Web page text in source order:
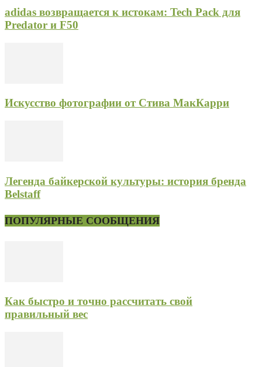
adidas возвращается к истокам: Tech Pack для
Predator и F50
Искусство фотографии от Стива МакКарри
Легенда байкерской культуры: история бренда
Belstaff
ПОПУЛЯРНЫЕ СООБЩЕНИЯ
Как быстро и точно рассчитать свой
правильный вес